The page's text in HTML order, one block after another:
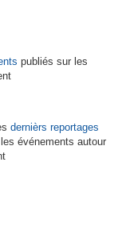
publiés sur les
dernièrs reportages
événements autour